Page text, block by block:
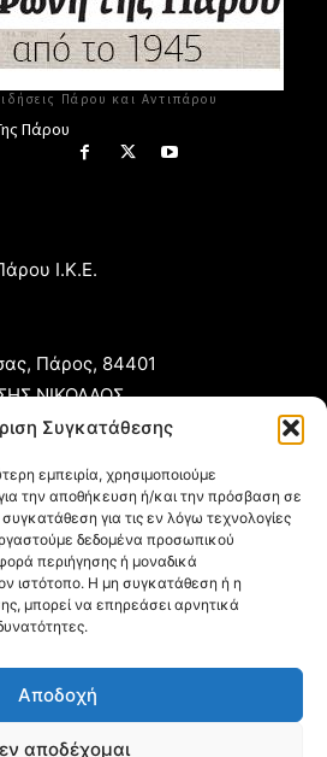
Συγκατάθεσης
εμπειρία, χρησιμοποιούμε
την αποθήκευση ή/και την πρόσβαση σε
για τις εν λόγω τεχνολογίες
δεδομένα προσωπικού
περιήγησης ή μοναδικά
ιστότοπο. Η μη συγκατάθεση ή η
μπορεί να επηρεάσει αρνητικά
Αποδοχή
αποδέχομαι
Πάρου και Αντιπάρου
Πάρου
Ι.Κ.Ε.
Πάρος, 84401
ΝΙΚΟΛΑΟΣ
αγγελίες:sales@typoparos.gr)
Πολιτική απορρήτου & Cookies